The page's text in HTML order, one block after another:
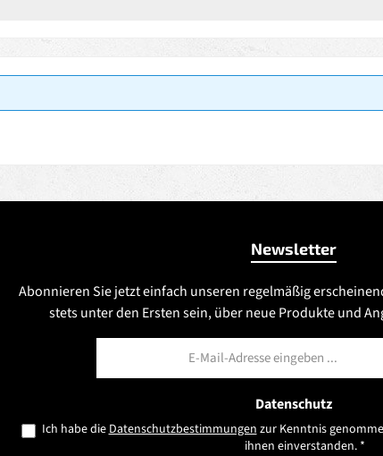
Newsletter
Abonnieren Sie jetzt einfach unseren regelmäßig
stets unter den Ersten sein, über neue Produkte und
Datenschutz
Ich habe dieDatenschutzbestimmungenzur Kenntnis
ihnen einverstanden. *